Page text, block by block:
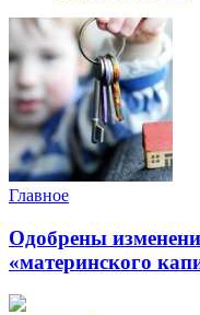
Главное
Одобрены
«материнского